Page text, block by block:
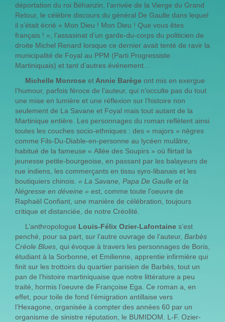
déportation du roi Béhanzin, l’arrivée de la Vierge du Grand
Retour, le célèbre discours du général De Gaulle dans lequel
il s’était écrié « Mon Dieu ! Mon Dieu ! Que vous êtes
français ! », l’assasinat d’un garde-du-corps du politicien de
droite Michel Renard lorsque ce dernier avait tenté de ravir la
municipalité de Foyal au PPM (Parti Progressiste
Martiniquais) et tant d’autres événement…
Michelle Monrose et Annie Barège ont mis en exergue
l’humour, parfois féroce de l’auteur, qui n’occulte pas du tout
une mise en lumière et une réflexion sur l’histoire non
seulement de La Savane et Foyal mais tout autant de la
Martinique entière. Les personnages du roman reflètent ainsi
toutes les couches socio-ethniques : des « majors » nègres
comme Fils-Du-Diable-en-personne au lycéen mulâtre,
habitué de la fameuse « Allée des Soupirs » où flirtait la
jeunesse petite-bourgeoise, en passant par les balayeurs de
rue indiens, les commerçants en tissu syro-libanais et les
boutiquiers chinois. « La Savane, Papa De Gaulle et la
Négresse en déveine » est, comme toute l’oeuvre de
Raphaël Confiant, une manière de célébration, toujours
critique et distanciée, de notre Créolité.
L’anthropologue Louis-Félix Ozier-Lafontaine s’est
penché, pour sa part, sur l’autre ouvrage de l’auteur, Barbès
Créole Blues, qui évoque à travers les personnages de Boris,
étudiant à la Sorbonne, et Emilienne, apprentie infirmière qui
finit sur les trottoirs du quartier parisien de Barbès, tout un
pan de l’histoire martiniquaise que notre littérature a peu
traité, hormis l’oeuvre de Françoise Ega. Ce roman a, en
effet, pour toile de fond l’émigration antillaise vers
l’Hexagone, organisée à compter des années 60 par un
organisme de sinistre réputation, le BUMIDOM. L-F. Ozier-